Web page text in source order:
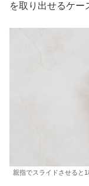
を取り出せるケー
親指でスライドさせると1